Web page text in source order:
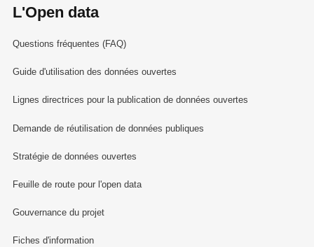
L'Open data
Questions fréquentes (FAQ)
Guide d'utilisation des données ouvertes
Lignes directrices pour la publication de données ouvertes
Demande de réutilisation de données publiques
Stratégie de données ouvertes
Feuille de route pour l'open data
Gouvernance du projet
Fiches d'information